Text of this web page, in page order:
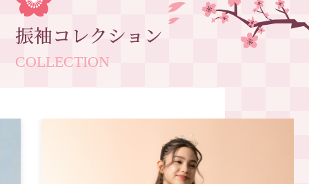
振袖コレクション
COLLECTION